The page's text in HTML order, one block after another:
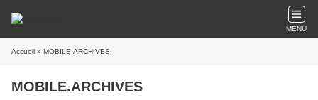
MENU
Accueil » MOBILE.ARCHIVES
MOBILE.ARCHIVES